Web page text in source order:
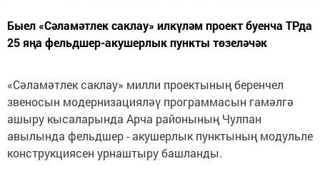
Быел «Сәламәтлек саклау» илкүләм проект буенча ТРда
25 яңа фельдшер-акушерлык пункты төзеләчәк
«Сәламәтлек саклау» милли проектының беренчел
звеносын модернизацияләү программасын гамәлгә
ашыру кысаларында Арча районының Чулпан
авылында фельдшер - акушерлык пунктының модульле
конструкциясен урнаштыру башланды.